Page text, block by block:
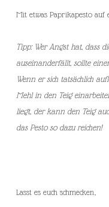
Mit etwas Paprikapesto auf
Tipp: Wer Angst hat, dass
auseinanderfällt, sollte
Wenn er sich tatsächlich
Mehl in den Teig
liegt, der kann den Teig
das Pesto so dazu reichen!
Lasst es euch schmecken,